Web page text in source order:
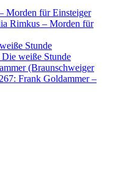
Morden für Einsteiger
Rimkus – Morden für
Stunde
weiße Stunde
(Braunschweiger
Frank Goldammer –